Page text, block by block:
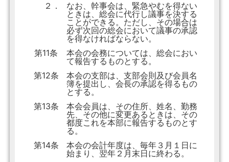
２．
なお、幹事会は、緊急やむを得ない
ときは、総会に代行し議事を決する
ことができる。ただし、その場合は
必ず次回の総会において議事の承認
を得なければならない。
第11条
本会の会務については、総会におい
て報告するものとする。
第12条
本会の支部は、支部会則及び会員名
簿を提出し、会長の承認を得るもの
とする。
第13条
本会会員は、その住所、姓名、勤務
先、その他に変更あるときは、その
都度これを本部に報告するものとす
る。
第14条
本会の会計年度は、毎年３月１日に
始まり、翌年２月末日に終わる。